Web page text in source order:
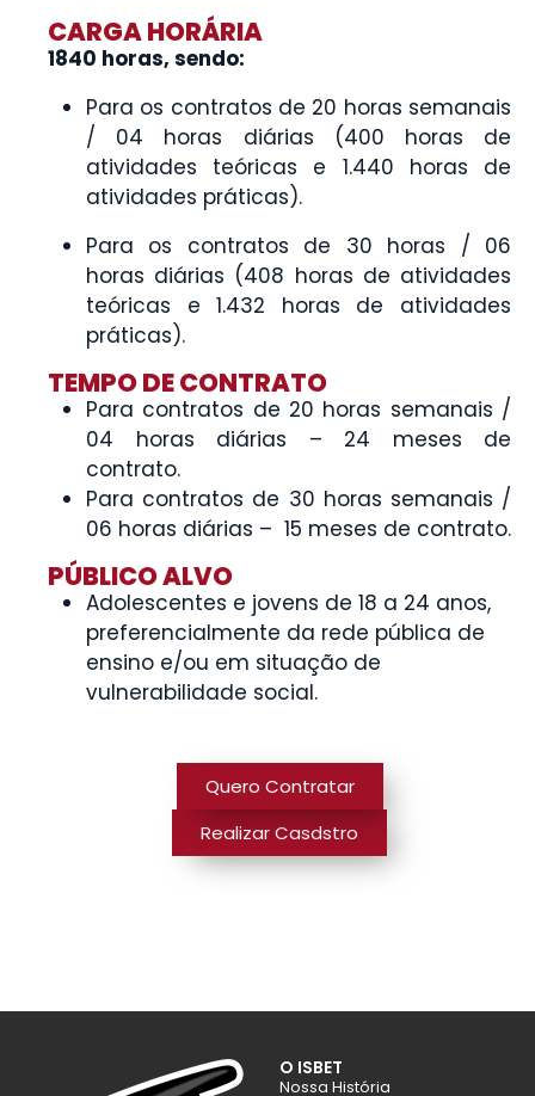
CARGA HORÁRIA
1840 horas, sendo:
Para os contratos de 20 horas semanais
/ 04 horas diárias (400 horas de
atividades teóricas e 1.440 horas de
atividades práticas).
Para os contratos de 30 horas / 06
horas diárias (408 horas de atividades
teóricas e 1.432 horas de atividades
práticas).
TEMPO DE CONTRATO
Para contratos de 20 horas semanais /
04 horas diárias – 24 meses de
contrato.
Para contratos de 30 horas semanais /
06 horas diárias – 15 meses de contrato.
PÚBLICO ALVO
Adolescentes e jovens de 18 a 24 anos,
preferencialmente da rede pública de
ensino e/ou em situação de
vulnerabilidade social.
Realizar Casdstro
Quero Contratar
O ISBET
Nossa História